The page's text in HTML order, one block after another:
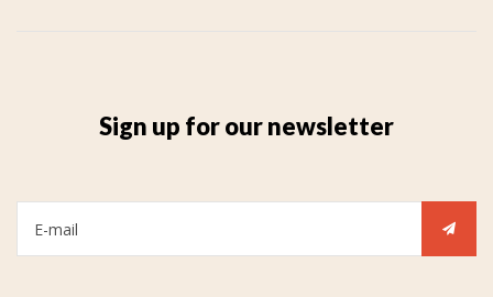
Sign up for our newsletter